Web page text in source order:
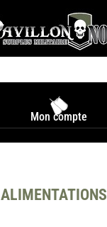
Mon compte
ALIMENTATIONS